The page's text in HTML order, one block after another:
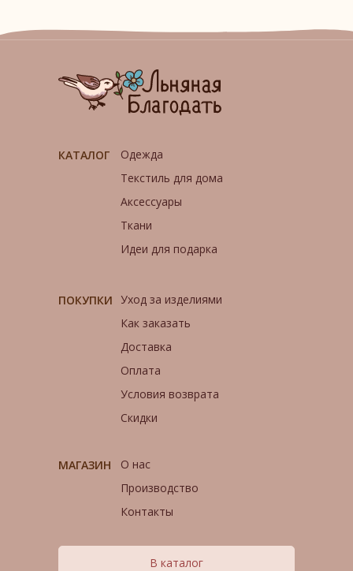
В каталог
МАГАЗИН
ПОКУПКИ
О нас
Производство
Контакты
Уход за изделиями
Как заказать
Доставка
Оплата
Условия возврата
Скидки
Одежда
Текстиль для дома
Аксессуары
Ткани
Идеи для подарка
КАТАЛОГ